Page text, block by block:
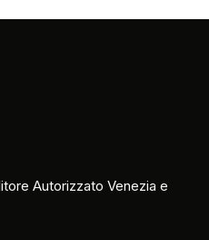
Autorizzato Venezia e